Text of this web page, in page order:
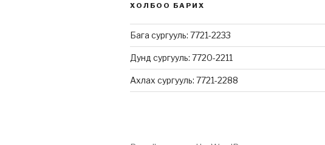
ХОЛБОО БАРИХ
Бага сургууль: 7721-2233
Дунд сургууль: 7720-2211
Ахлах сургууль: 7721-2288